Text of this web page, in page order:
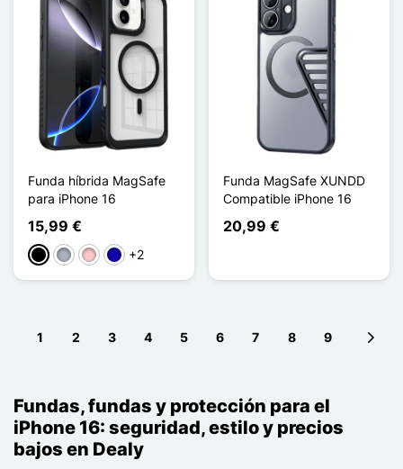
Funda híbrida MagSafe
para iPhone 16
15,99 €
NegroGris RosaAzul oscuro
+2
Funda MagSafe XUNDD
Compatible iPhone 16
20,99 €
1 2 3 4 5 6 7 8 9
Fundas, fundas y protección para el
iPhone 16: seguridad, estilo y precios
bajos en Dealy